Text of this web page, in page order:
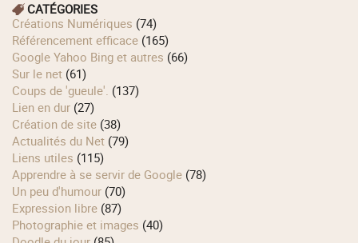
CATÉGORIES
Créations Numériques (74)
Référencement efficace (165)
Google Yahoo Bing et autres (66)
Sur le net (61)
Coups de 'gueule'. (137)
Lien en dur (27)
Création de site (38)
Actualités du Net (79)
Liens utiles (115)
Apprendre à se servir de Google (78)
Un peu d'humour (70)
Expression libre (87)
Photographie et images (40)